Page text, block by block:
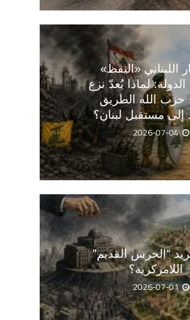
اللبناني «اليقظ»
لماذا يُعدّ نزع
حزب الله الطريق
إلى مستقبل لبنان؟
2026-07-04
“الحرس القديم”
اللامركزية؟
2026-07-01